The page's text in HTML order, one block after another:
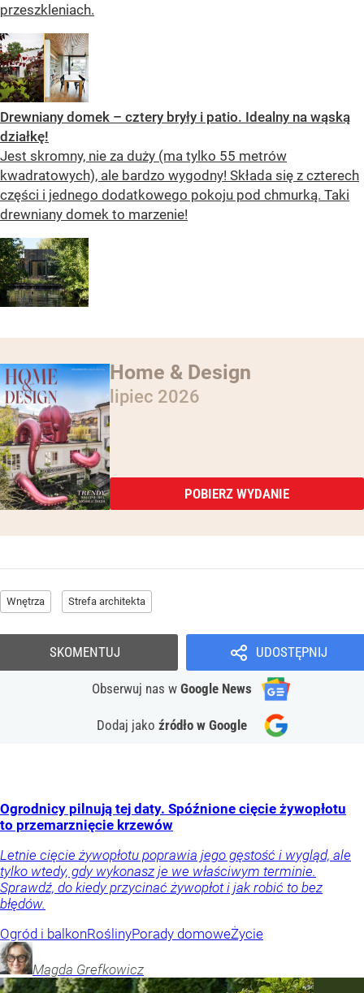
przeszkleniach.
Drewniany domek – cztery bryły i patio. Idealny na wąską
działkę!
Jest skromny, nie za duży (ma tylko 55 metrów
kwadratowych), ale bardzo wygodny! Składa się z czterech
części i jednego dodatkowego pokoju pod chmurką. Taki
drewniany domek to marzenie!
Home & Design
lipiec 2026
POBIERZ WYDANIE
Wnętrza Strefa architekta
UDOSTĘPNIJ
Obserwuj nas w Google News
Dodaj jako źródło w Google
SKOMENTUJ
Ogrodnicy pilnują tej daty. Spóźnione cięcie żywopłotu
to przemarznięcie krzewów
Letnie cięcie żywopłotu poprawia jego gęstość i wygląd, ale
tylko wtedy, gdy wykonasz je we właściwym terminie.
Sprawdź, do kiedy przycinać żywopłot i jak robić to bez
błędów.
Ogród i balkonRoślinyPorady domoweŻycie
Magda Grefkowicz